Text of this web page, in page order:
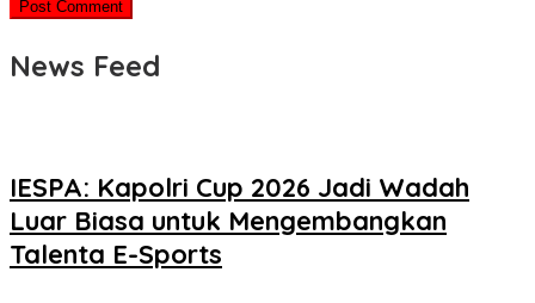
News Feed
IESPA: Kapolri Cup 2026 Jadi Wadah
Luar Biasa untuk Mengembangkan
Talenta E-Sports